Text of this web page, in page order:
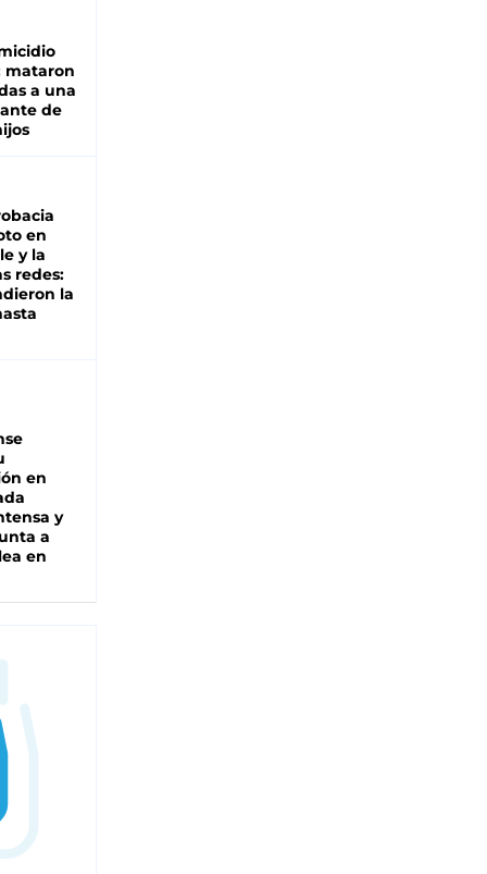
mataron
a una
de
en
y la
redes:
la
en
y
a
en